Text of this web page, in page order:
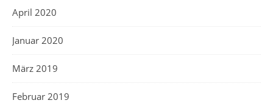
April 2020
Januar 2020
März 2019
Februar 2019